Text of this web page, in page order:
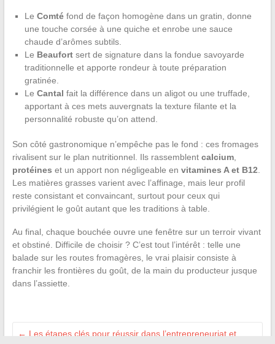
Le Comtéfond de façon homogène dans un gratin, donne
une touche corsée à une quiche et enrobe une sauce
chaude d’arômes subtils.
Le Beaufortsert de signature dans la fondue savoyarde
traditionnelle et apporte rondeur à toute préparation
gratinée.
Le Cantal fait la différence dans un aligot ou une truffade,
apportant à ces mets auvergnats la texture filante et la
personnalité robuste qu’on attend.
Son côté gastronomique n’empêche pas le fond : ces fromages
rivalisent sur le plan nutritionnel. Ils rassemblent calcium,
protéines et un apport non négligeable en vitamines A et B12
Les matières grasses varient avec l’affinage, mais leur profil
reste consistant et convaincant, surtout pour ceux qui
privilégient le goût autant que les traditions à table.
Au final, chaque bouchée ouvre une fenêtre sur un terroir vivant
et obstiné. Difficile de choisir ? C’est tout l’intérêt : telle une
balade sur les routes fromagères, le vrai plaisir consiste à
franchir les frontières du goût, de la main du producteur jusque
dans l’assiette.
← Les étapes clés pour réussir dans l’entrepreneuriat et